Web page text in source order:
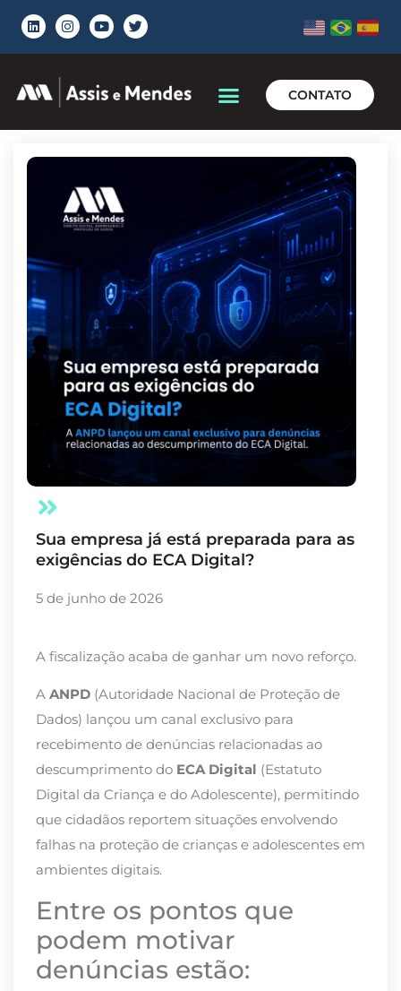
CONTATO
Sua empresa já está preparada para as
exigências do ECA Digital?
5 de junho de 2026
A fiscalização acaba de ganhar um novo reforço.
A ANPD (Autoridade Nacional de Proteção de
Dados) lançou um canal exclusivo para
recebimento de denúncias relacionadas ao
descumprimento do ECA Digital (Estatuto
Digital da Criança e do Adolescente), permitindo
que cidadãos reportem situações envolvendo
falhas na proteção de crianças e adolescentes em
ambientes digitais.
Entre os pontos que
podem motivar
denúncias estão: